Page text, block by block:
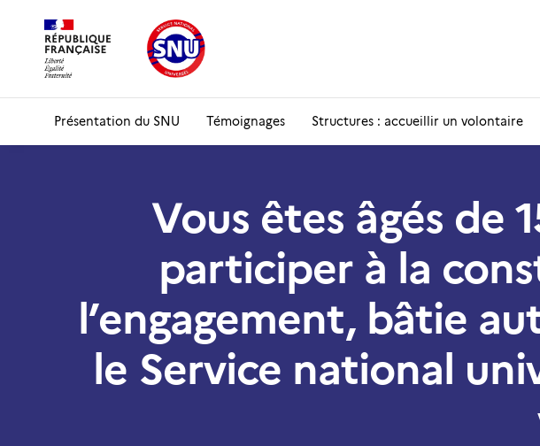
Présentation du SNU Témoignages Structures : accueillir un volontaire
Vous êtes âgés de
participer à la
l’engagement, bâtie
le Service national